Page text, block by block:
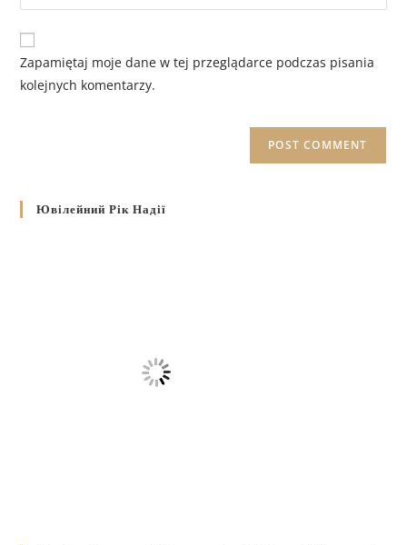
Zapamiętaj moje dane w tej przeglądarce podczas pisania
kolejnych komentarzy.
Ювілейний Рік Надії